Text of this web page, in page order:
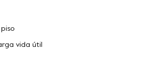
piso
vida útil